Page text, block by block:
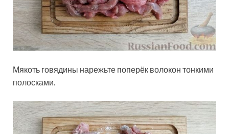
Мякоть говядины нарежьте поперёк волокон тонкими
полосками.